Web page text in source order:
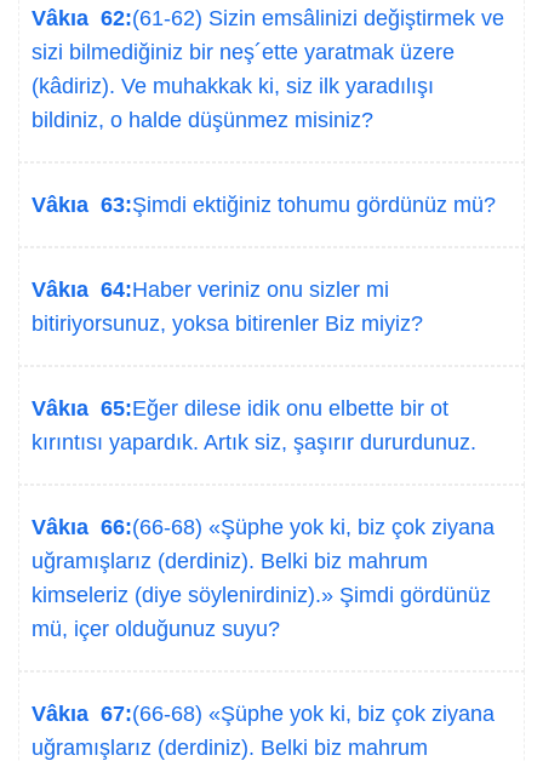
Vâkıa 62:(61-62) Sizin emsâlinizi değiştirmek ve
sizi bilmediğiniz bir neş´ette yaratmak üzere
(kâdiriz). Ve muhakkak ki, siz ilk yaradılışı
bildiniz, o halde düşünmez misiniz?
Vâkıa 63:Şimdi ektiğiniz tohumu gördünüz mü?
Vâkıa 64:Haber veriniz onu sizler mi
bitiriyorsunuz, yoksa bitirenler Biz miyiz?
Vâkıa 65:Eğer dilese idik onu elbette bir ot
kırıntısı yapardık. Artık siz, şaşırır dururdunuz.
Vâkıa 66:(66-68) «Şüphe yok ki, biz çok ziyana
uğramışlarız (derdiniz). Belki biz mahrum
kimseleriz (diye söylenirdiniz).» Şimdi gördünüz
mü, içer olduğunuz suyu?
Vâkıa 67:(66-68) «Şüphe yok ki, biz çok ziyana
uğramışlarız (derdiniz). Belki biz mahrum